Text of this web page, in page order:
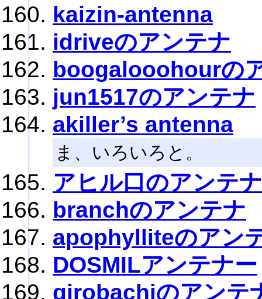
kaizin-antenna
idriveのアンテナ
boogalooohourの
jun1517のアンテナ
akiller’s antenna
ま、いろいろと。
アヒル口のアンテナ
branchのアンテナ
apophylliteのアン
DOSMILアンテナー
girobachiのアンテ